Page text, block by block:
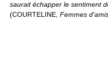
saurait échapper le sentiment
(COURTELINE, Femmes